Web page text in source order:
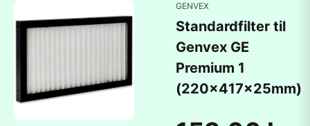
GENVEX
Standardfilter til
Genvex GE
Premium 1
(220x417x25mm)